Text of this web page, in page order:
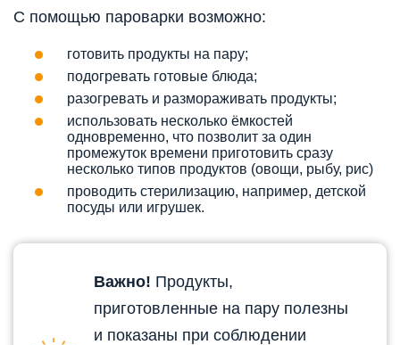
С помощью пароварки возможно:
готовить продукты на пару;
подогревать готовые блюда;
разогревать и размораживать продукты;
использовать несколько ёмкостей
одновременно, что позволит за один
промежуток времени приготовить сразу
несколько типов продуктов (овощи, рыбу, рис)
проводить стерилизацию, например, детской
посуды или игрушек.
Важно! Продукты,
приготовленные на пару полезны
и показаны при соблюдении